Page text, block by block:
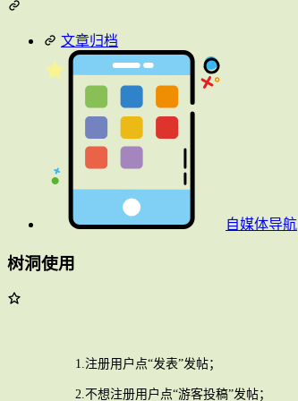
文章归档
自媒体导航
树洞使用
1.注册用户点“发表”发帖；
2.不想注册用户点“游客投稿”发帖；